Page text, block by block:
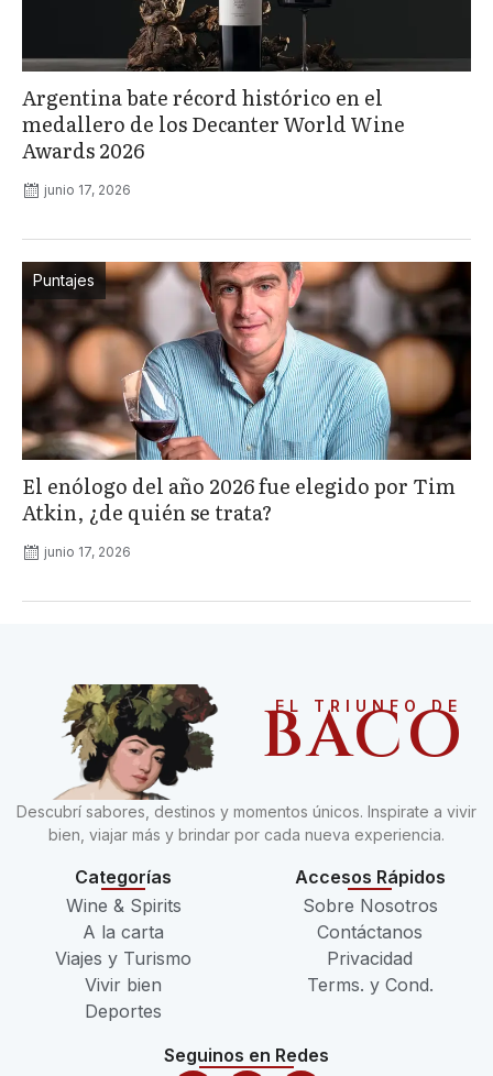
Argentina bate récord histórico en el
medallero de los Decanter World Wine
Awards 2026
junio 17, 2026
Puntajes
El enólogo del año 2026 fue elegido por Tim
Atkin, ¿de quién se trata?
junio 17, 2026
EL TRIUNFO DE
BACO
Descubrí sabores, destinos y momentos únicos. Inspirate a vivir
bien, viajar más y brindar por cada nueva experiencia.
Categorías
Wine & Spirits
A la carta
Viajes y Turismo
Vivir bien
Deportes
Accesos Rápidos
Sobre Nosotros
Contáctanos
Privacidad
Terms. y Cond.
Seguinos en Redes